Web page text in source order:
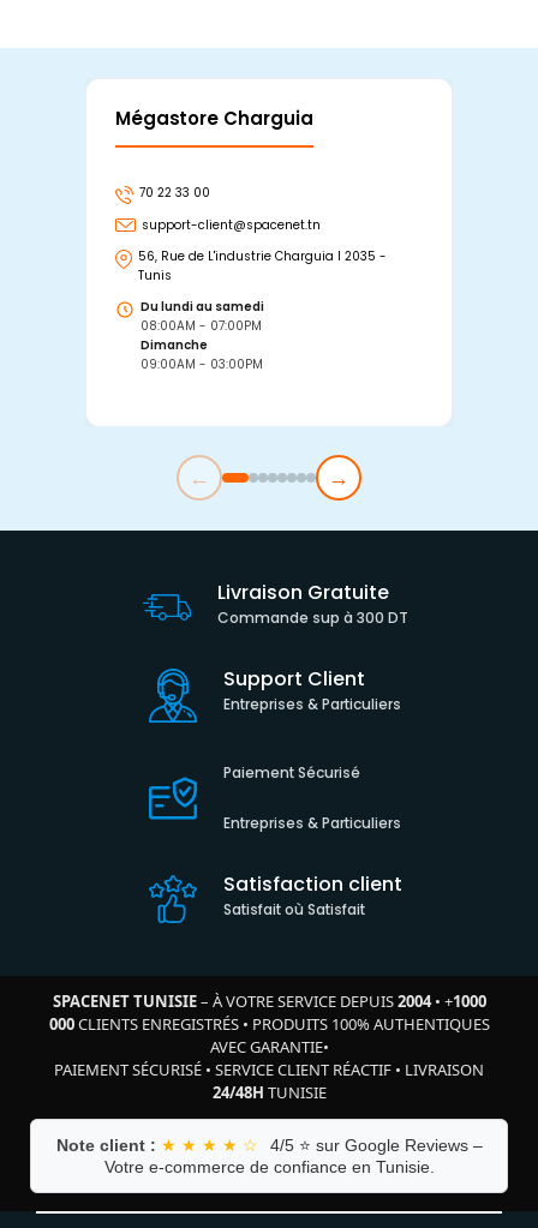
Mégastore Charguia
70 22 33 00
support-client@spacenet.tn
56, Rue de L'industrie Charguia I 2035 -
Tunis
Du lundi au samedi
08:00AM - 07:00PM
Dimanche
09:00AM - 03:00PM
← →
Livraison Gratuite
Commande sup à 300 DT
Support Client
Entreprises & Particuliers
Paiement Sécurisé
Entreprises & Particuliers
Satisfaction client
Satisfait où Satisfait
SPACENET TUNISIE– À VOTRE SERVICE DEPUIS2004• +1000
000CLIENTS ENREGISTRÉS• PRODUITS 100% AUTHENTIQUES
AVEC GARANTIE•
PAIEMENT SÉCURISÉ • SERVICE CLIENT RÉACTIF • LIVRAISON
24/48H TUNISIE
Note client : ★ ★ ★ ★ ☆
4/5 ⭐ sur Google Reviews –
Votre e-commerce de confiance en Tunisie.